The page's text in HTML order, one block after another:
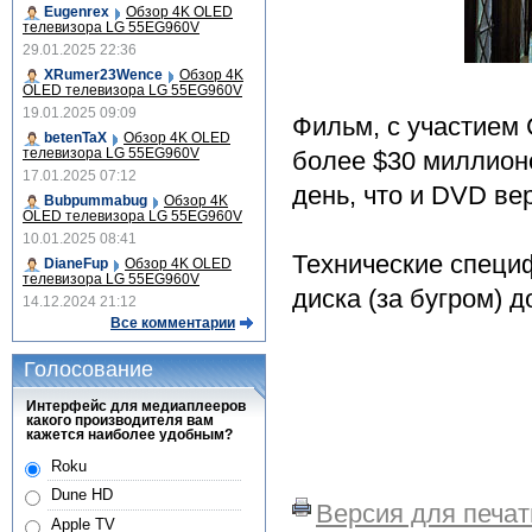
Фильм, с участием
более $30
день, что и DVD
Технические
диска (за бугром)
Версия для
Eugenrex Обзор 4K OLED
телевизора LG 55EG960V
29.01.2025 22:36
XRumer23Wence
Обзор 4K
OLED телевизора LG 55EG960V
19.01.2025 09:09
betenTaX
Обзор 4K OLED
телевизора LG 55EG960V
17.01.2025 07:12
Bubpummabug
Обзор 4K
OLED телевизора LG 55EG960V
10.01.2025 08:41
DianeFup
Обзор 4K OLED
телевизора LG 55EG960V
14.12.2024 21:12
Все комментарии
Голосование
Интерфейс для медиаплееров
какого производителя вам
кажется наиболее удобным?
Roku
Dune HD
Apple TV